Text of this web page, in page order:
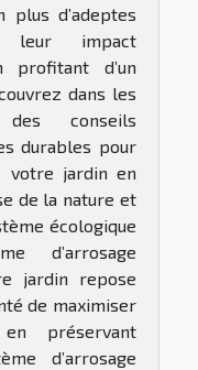
d’adeptes
leur impact
profitant d’un
dans les
des conseils
durables pour
votre jardin en
de la nature et
écologique
d’arrosage
jardin repose
de maximiser
en préservant
d’arrosage